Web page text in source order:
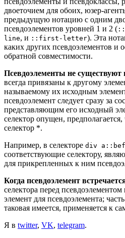
двоеточием для обоих, юзер-
предыдущую нотацию с одним
псевдоэлементов уровней 1 и 2 (
line, и ::first-letter). Эта
каких других псевдоэлементов и
обратной совместимости.
Псевдоэлементы не существуют
всегда привязаны к другому
называемому их исходным
псевдоэлемент следует сразу за
представляющим его исходный
селектор опущен,
селектор *.
Например, в селекторе div
соответствующие селектору,
для прикрепленных к ним
Когда псевдоэлемент
селектора перед
элемент для псевдоэлемента;
таковая имеется, применяется к
Я в twitter, VK, telegram.